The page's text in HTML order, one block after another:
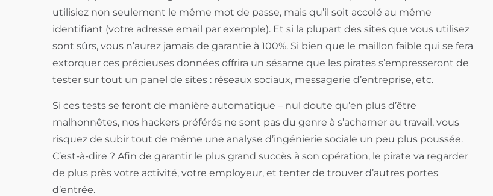
utilisiez non seulement le même mot de passe, mais qu’il soit accolé au même
identifiant (votre adresse email par exemple). Et si la plupart des sites que vous utilisez
sont sûrs, vous n’aurez jamais de garantie à 100%. Si bien que le maillon faible qui se fera
extorquer ces précieuses données offrira un sésame que les pirates s’empresseront de
tester sur tout un panel de sites : réseaux sociaux, messagerie d’entreprise, etc.
Si ces tests se feront de manière automatique – nul doute qu’en plus d’être
malhonnêtes, nos hackers préférés ne sont pas du genre à s’acharner au travail, vous
risquez de subir tout de même une analyse d’ingénierie sociale un peu plus poussée.
C’est-à-dire ? Afin de garantir le plus grand succès à son opération, le pirate va regarder
de plus près votre activité, votre employeur, et tenter de trouver d’autres portes
d’entrée.